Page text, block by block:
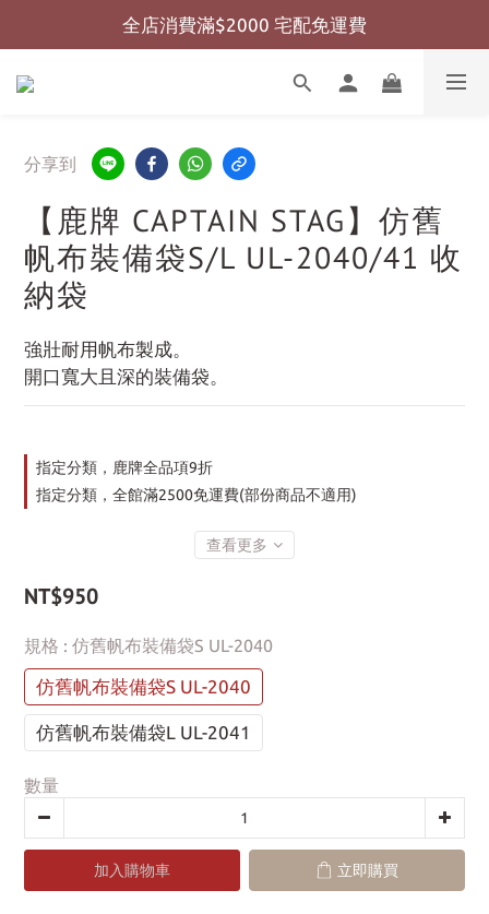
全店消費滿$999 超商免運費
全店消費滿$2000 宅配免運費
全店消費滿$999 超商免運費
分享到
【鹿牌 CAPTAIN STAG】仿舊
帆布裝備袋S/L UL-2040/41 收
納袋
強壯耐用帆布製成。
開口寬大且深的裝備袋。
指定分類，鹿牌全品項9折
指定分類，全館滿2500免運費(部份商品不適用)
查看更多
NT$950
規格 : 仿舊帆布裝備袋S UL-2040
仿舊帆布裝備袋S UL-2040
仿舊帆布裝備袋L UL-2041
數量
加入購物車 立即購買